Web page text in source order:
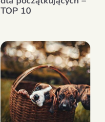
TOP 10